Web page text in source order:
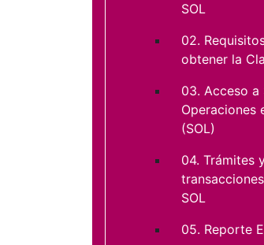
SOL
02.
obtener la
03. Acceso a
Operaciones
(SOL)
04. Trámites
SOL
05. Reporte